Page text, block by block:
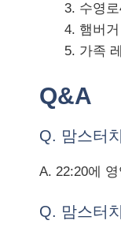
수영
햄버
가족
Q&A
Q. 맘스터
A. 22:20에
Q. 맘스터